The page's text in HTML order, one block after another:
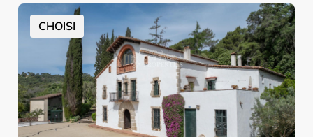
CHOISI